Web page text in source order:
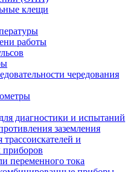
клещи
работы
чередования
диагностики и испытаний
заземления
и
приборов
переменного тока